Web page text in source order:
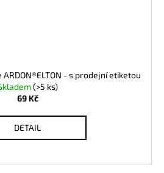
- s prodejní etiketou
(>5 ks)
69 Kč
DETAIL